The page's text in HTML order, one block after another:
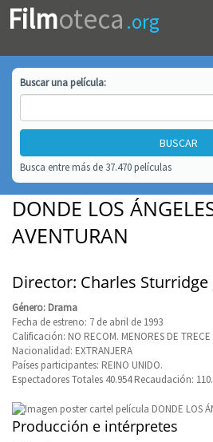
Filmoteca .org
Buscar unapelícula:
Busca entre más de 37.470 películas
DONDE LOS
AVENTURAN
Director: Charles Sturridge
Género: Drama
Fecha de estreno: 7 de abril de 1993
Calificación: NO RECOM. MENORES DE TRECE
Nacionalidad: EXTRANJERA
Países participantes: REINO UNIDO.
Espectadores Totales 40.954 Recaudación:
Producción e intérpretes